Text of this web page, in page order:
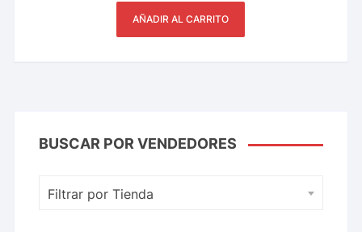
AÑADIR AL CARRITO
BUSCAR POR VENDEDORES
Filtrar por Tienda